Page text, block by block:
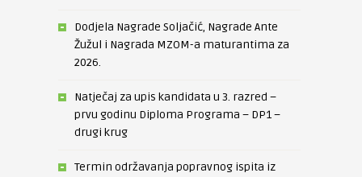
Dodjela Nagrade Soljačić, Nagrade Ante
Žužul i Nagrada MZOM-a maturantima za
2026.
Natječaj za upis kandidata u 3. razred –
prvu godinu Diploma Programa – DP1 –
drugi krug
Termin održavanja popravnog ispita iz